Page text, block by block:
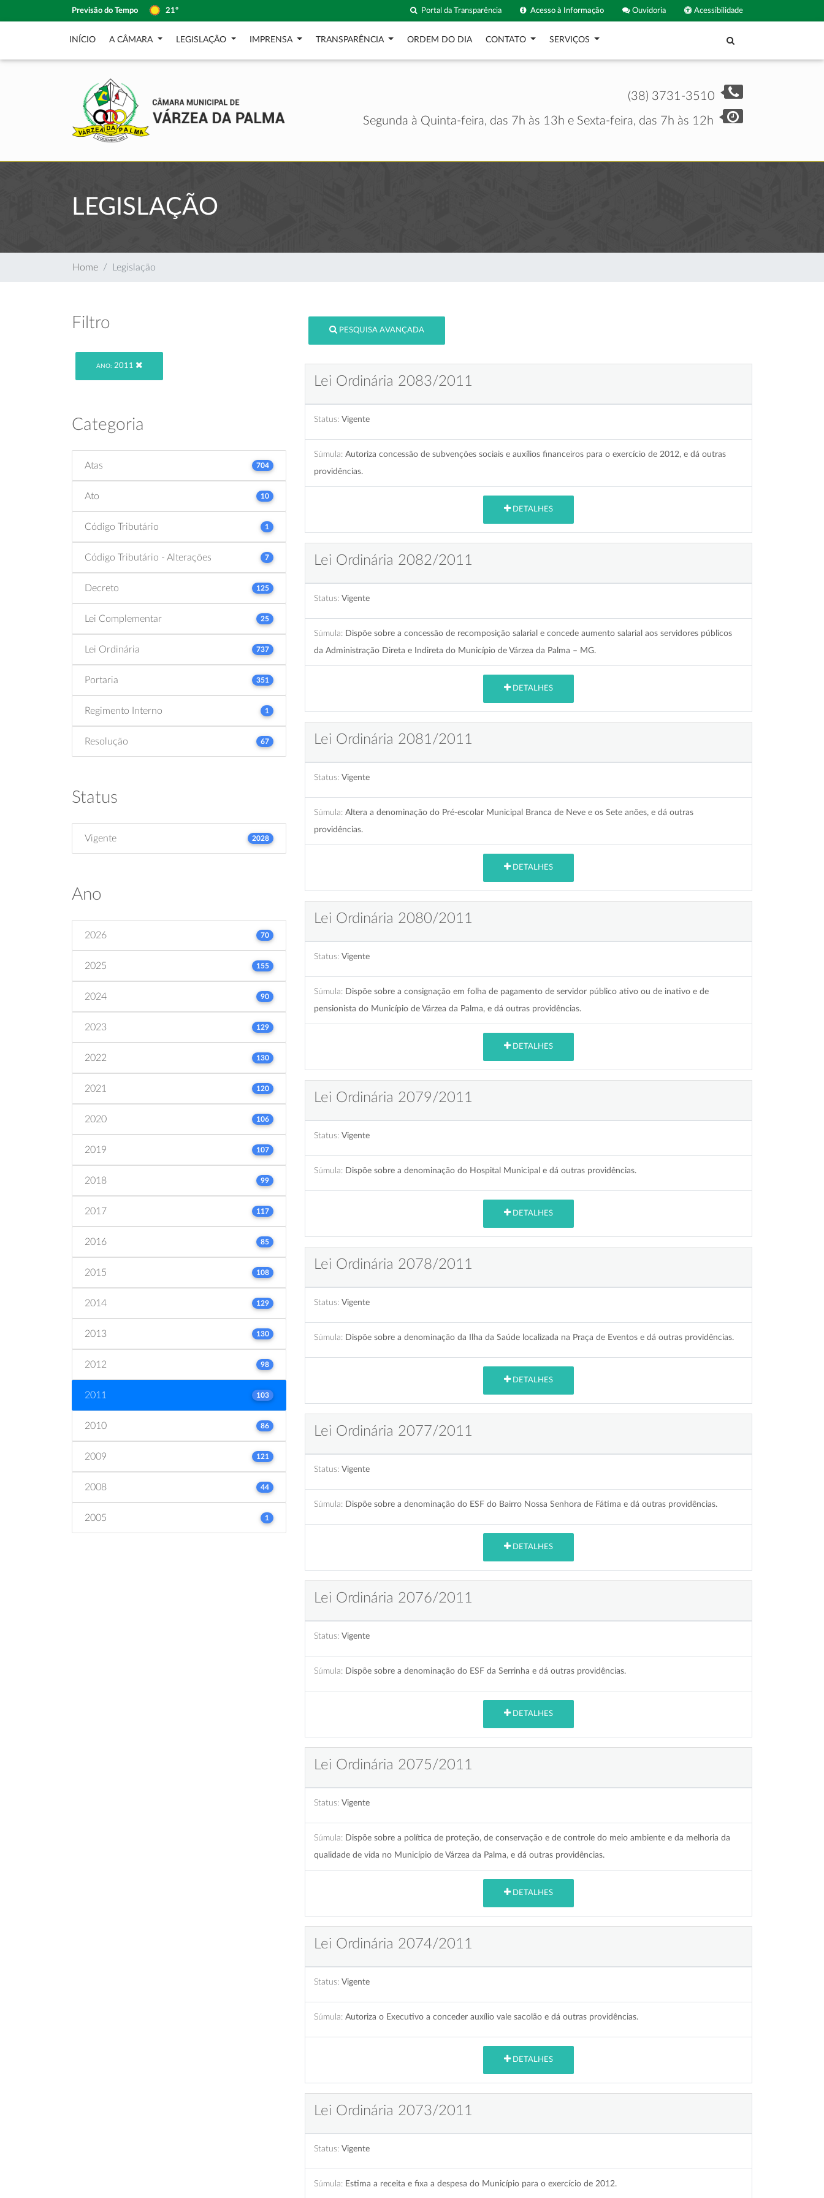
Previsão do Tempo 21º Acessibilidade
Ouvidoria
Acesso à Informação
Portal da Transparência
INÍCIO A CÂMARA LEGISLAÇÃO IMPRENSA TRANSPARÊNCIA ORDEM DO DIA CONTATO SERVIÇOS
(38) 3731-3510
Segunda à Quinta-feira, das 7h às 13h e Sexta-feira, das 7h às 12h
LEGISLAÇÃO
Home Legislação
Filtro
ANO: 2011
Categoria
Atas 704
Ato 10
Código Tributário 1
Código Tributário - Alterações 7
Decreto 125
Lei Complementar 25
Lei Ordinária 737
Portaria 351
Regimento Interno 1
Resolução 67
Status
Vigente 2028
Ano
2026 70
2025 155
2024 90
2023 129
2022 130
2021 120
2020 106
2019 107
2018 99
2017 117
2016 85
2015 108
2014 129
2013 130
2012 98
2011 103
2010 86
2009 121
2008 44
2005 1
PESQUISA AVANÇADA
Lei Ordinária 2083/2011
Status: Vigente
Súmula: Autoriza concessão de subvenções sociais e auxílios financeiros para o exercício de 2012, e dá outras
providências.
DETALHES
Lei Ordinária 2082/2011
Status: Vigente
Súmula: Dispõe sobre a concessão de recomposição salarial e concede aumento salarial aos servidores públicos
da Administração Direta e Indireta do Município de Várzea da Palma – MG.
DETALHES
Lei Ordinária 2081/2011
Status: Vigente
Súmula: Altera a denominação do Pré-escolar Municipal Branca de Neve e os Sete anões, e dá outras
providências.
DETALHES
Lei Ordinária 2080/2011
Status: Vigente
Súmula: Dispõe sobre a consignação em folha de pagamento de servidor público ativo ou de inativo e de
pensionista do Município de Várzea da Palma, e dá outras providências.
DETALHES
Lei Ordinária 2079/2011
Status: Vigente
Súmula: Dispõe sobre a denominação do Hospital Municipal e dá outras providências.
DETALHES
Lei Ordinária 2078/2011
Status: Vigente
Súmula: Dispõe sobre a denominação da Ilha da Saúde localizada na Praça de Eventos e dá outras providências.
DETALHES
Lei Ordinária 2077/2011
Status: Vigente
Súmula: Dispõe sobre a denominação do ESF do Bairro Nossa Senhora de Fátima e dá outras providências.
DETALHES
Lei Ordinária 2076/2011
Status: Vigente
Súmula: Dispõe sobre a denominação do ESF da Serrinha e dá outras providências.
DETALHES
Lei Ordinária 2075/2011
Status: Vigente
Súmula: Dispõe sobre a política de proteção, de conservação e de controle do meio ambiente e da melhoria da
qualidade de vida no Município de Várzea da Palma, e dá outras providências.
DETALHES
Lei Ordinária 2074/2011
Status: Vigente
Súmula: Autoriza o Executivo a conceder auxílio vale sacolão e dá outras providências.
DETALHES
Lei Ordinária 2073/2011
Status: Vigente
Súmula: Estima a receita e fixa a despesa do Município para o exercício de 2012.